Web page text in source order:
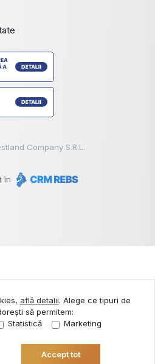
Solicită vizionare
Company S.R.L.
în
află detalii. Alege ce tipuri de
să permitem:
Statistică Marketing
Accept tot